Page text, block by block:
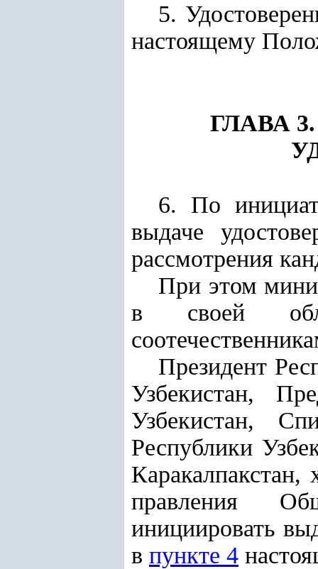
5.
настоящему
ГЛАВА
6. По
выдаче
рассмотрения
При этом
в своей
Президент
Узбекистан,
Узбекистан,
Республики
Каракалпакстан,
правления
инициировать
в пункте 4